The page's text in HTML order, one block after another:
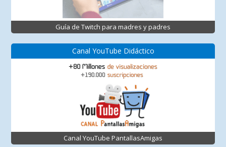
Guía de Twitch para madres y padres
Canal YouTube Didáctico
Canal YouTube PantallasAmigas